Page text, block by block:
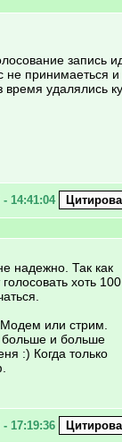
запись
не принимаеться и
время удалялись
- 14:41:04
надежно. Так как
хоть 100
или стрим.
больше и больше
:) Когда только
- 17:19:36